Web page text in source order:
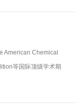
Chemical
等国际顶级学术期